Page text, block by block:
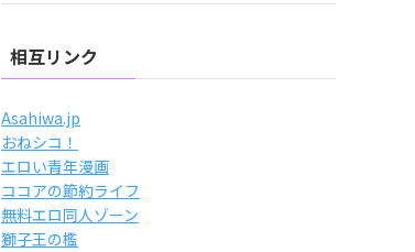
相互リンク
Asahiwa.jp
おねシコ！
エロい青年漫画
ココアの節約ライフ
無料エロ同人ゾーン
獅子王の檻